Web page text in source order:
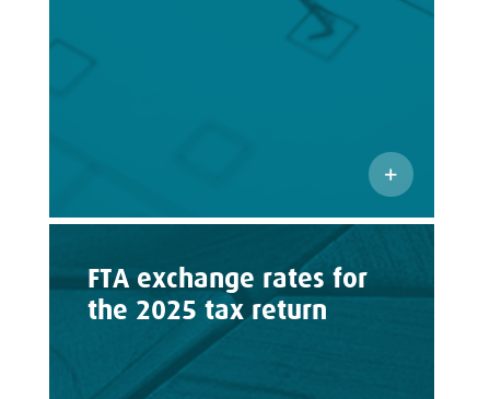
FTA exchange rates for
the 2025 tax return